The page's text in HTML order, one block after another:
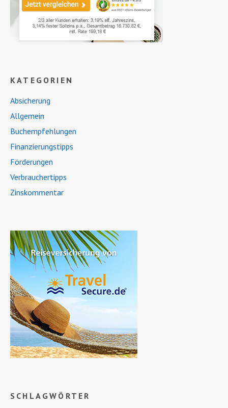
KATEGORIEN
Absicherung
Allgemein
Buchempfehlungen
Finanzierungstipps
Förderungen
Verbrauchertipps
Zinskommentar
SCHLAGWÖRTER